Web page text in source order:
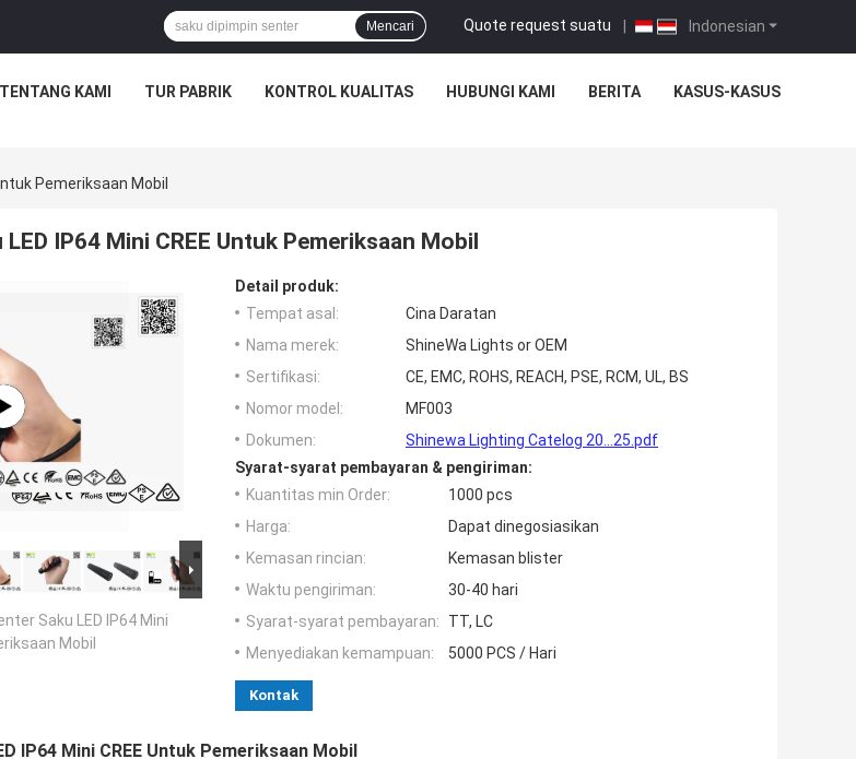
Indonesian
Quote request suatu |
Mencari
TENTANG KAMI TUR PABRIK KONTROL KUALITAS HUBUNGI KAMI BERITA KASUS-KASUS
Pemeriksaan Mobil
LED IP64 Mini CREE Untuk Pemeriksaan Mobil
Saku LED IP64 Mini
Mobil
Detail produk:
Tempat asal:
Cina Daratan
Nama merek:
ShineWa Lights or OEM
Sertifikasi:
CE, EMC, ROHS, REACH, PSE, RCM, UL, BS
Nomor model:
MF003
Dokumen:
Shinewa Lighting Catelog 20...25.pdf
Syarat-syarat pembayaran & pengiriman:
Kuantitas min Order:
1000 pcs
Harga:
Dapat dinegosiasikan
Kemasan rincian:
Kemasan blister
Waktu pengiriman:
30-40 hari
Syarat-syarat pembayaran:
TT, LC
Menyediakan kemampuan:
5000 PCS / Hari
Kontak
IP64 Mini CREE Untuk Pemeriksaan Mobil